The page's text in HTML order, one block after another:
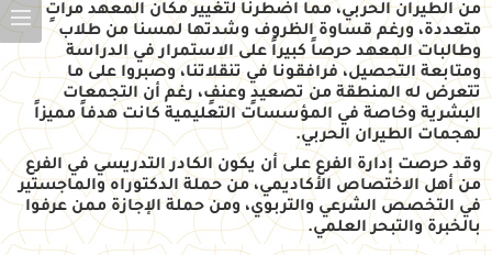
من الطيران الحربي، مما اضطرنا لتغيير مكان المعهد مراتٍ
متعددة، ورغم قساوة الظروف وشدتها لمسنا من طلاب
وطالبات المعهد حرصاً كبيراً على الاستمرار في الدراسة
ومتابعة التحصيل، فرافقونا في تنقلاتنا، وصبروا على ما
تتعرض له المنطقة من تصعيدٍ وعنفٍ، رغم أن التجمعات
البشرية وخاصة في المؤسسات التعليمية كانت هدفاً مميزاً
لهجمات الطيران الحربي.
وقد حرصت إدارة الفرع على أن يكون الكادر التدريسي في الفرع
من أهل الاختصاص الأكاديمي، من حملة الدكتوراه والماجستير
في التخصص الشرعي والتربوي، ومن حملة الإجازة ممن عرفوا
بالخبرة والتبحر العلمي.